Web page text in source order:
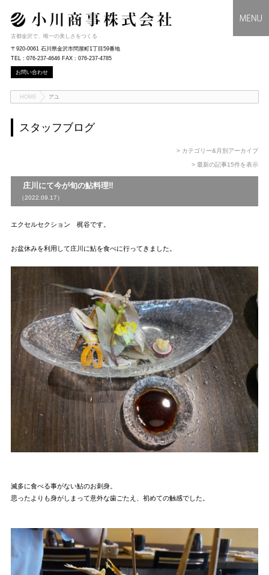
古都金沢で、唯一の美しさをつくる
〒920-0061 石川県金沢市問屋町1丁目59番地
TEL : 076-237-4646 FAX : 076-237-4785
お問い合わせ
HOME アユ
スタッフブログ
> カテゴリー&月別アーカイブ
> 最新の記事15件を表示
庄川にて今が旬の鮎料理‼
（2022.09.17）
エクセルセクション 梶谷です。
お盆休みを利用して庄川に鮎を食べに行ってきました。
滅多に食べる事がない鮎のお刺身。
思ったよりも身がしまって意外な歯ごたえ、初めての触感でした。